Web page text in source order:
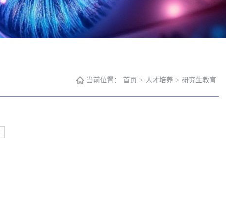
当前位置： 首页 > 人才培养 > 研究生教育